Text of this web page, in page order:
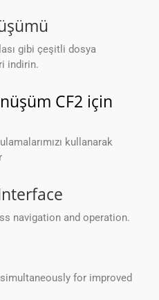
gibi çeşitli dosya
indirin.
CF2 için
kullanarak
navigation and operation.
for improved